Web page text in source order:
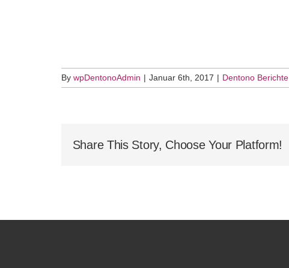
By wpDentonoAdmin | Januar 6th, 2017 | Dentono Berichte
Share This Story, Choose Your Platform!